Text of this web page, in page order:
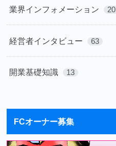
業界インフォメーション 20
経営者インタビュー 63
開業基礎知識 13
FCオーナー募集